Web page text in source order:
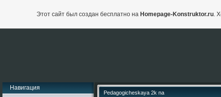
Навигация
Pedagogicheskaya 2k na
Этот сайт был создан бесплатно на Homepage-Konstruktor.ru.